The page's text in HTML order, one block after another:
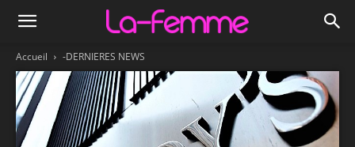
Accueil -DERNIERES NEWS